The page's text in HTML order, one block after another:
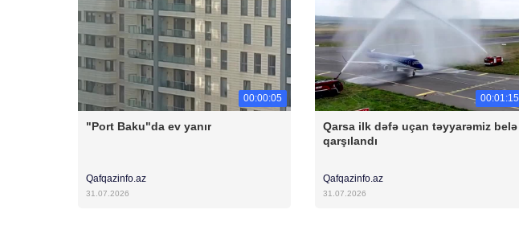
00:00:05
"Port Baku"da ev yanır
Qafqazinfo.az
31.07.2026
00:01:15
Qarsa ilk dəfə uçan təyyarəmiz belə
qarşılandı
Qafqazinfo.az
31.07.2026